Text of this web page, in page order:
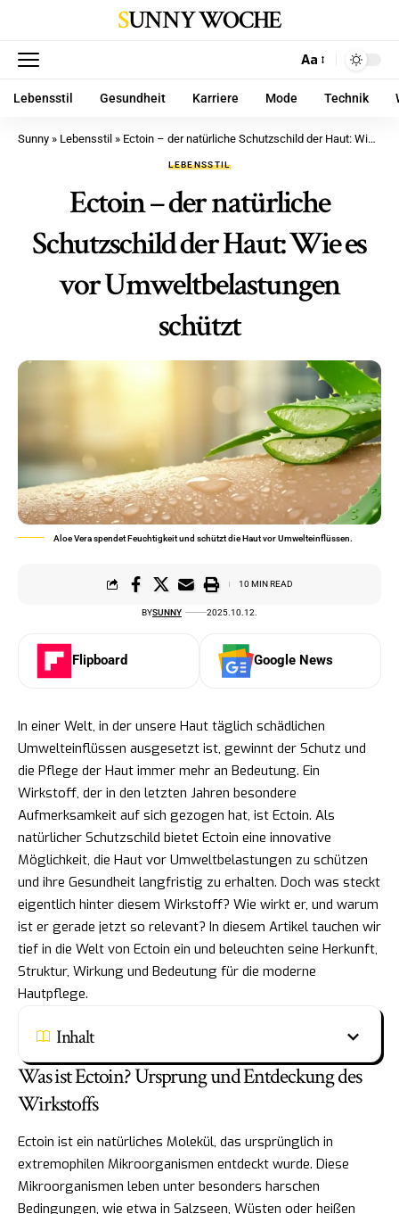
SUNNY WOCHE
Aa
Lebensstil Gesundheit Karriere Mode Technik
Sunny » Lebensstil » Ectoin – der natürliche Schutzschild der Haut: Wie es vor Umweltbelastungen schützt
LEBENSSTIL
Ectoin – der natürliche
Schutzschild der Haut: Wie es
vor Umweltbelastungen
schützt
Aloe Vera spendet Feuchtigkeit und schützt die Haut vor Umwelteinflüssen.
BYSUNNY 2025.10.12.
10 MIN READ
Flipboard Google News
In einer Welt, in der unsere Haut täglich schädlichen
Umwelteinflüssen ausgesetzt ist, gewinnt der Schutz und
die Pflege der Haut immer mehr an Bedeutung. Ein
Wirkstoff, der in den letzten Jahren besondere
Aufmerksamkeit auf sich gezogen hat, ist Ectoin. Als
natürlicher Schutzschild bietet Ectoin eine innovative
Möglichkeit, die Haut vor Umweltbelastungen zu schützen
und ihre Gesundheit langfristig zu erhalten. Doch was steckt
eigentlich hinter diesem Wirkstoff? Wie wirkt er, und warum
ist er gerade jetzt so relevant? In diesem Artikel tauchen wir
tief in die Welt von Ectoin ein und beleuchten seine Herkunft,
Struktur, Wirkung und Bedeutung für die moderne
Hautpflege.
Inhalt
Was ist Ectoin? Ursprung und Entdeckung des
Wirkstoffs
Ectoin ist ein natürliches Molekül, das ursprünglich in
extremophilen Mikroorganismen entdeckt wurde. Diese
Mikroorganismen leben unter besonders harschen
Bedingungen, wie etwa in Salzseen, Wüsten oder heißen